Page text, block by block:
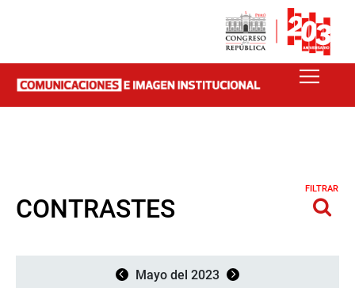
CONTRASTES
FILTRAR
Mayo del 2023